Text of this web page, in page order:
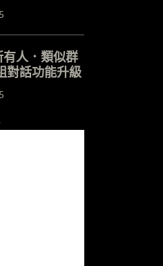
有人．類似群
話功能升級